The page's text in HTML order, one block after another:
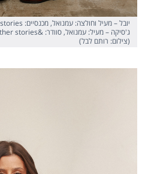
יובל – מעיל וחולצה: עמנואל, מכנסיים: Other stories&, נעליים: זארה
(צילום: רותם לבל)